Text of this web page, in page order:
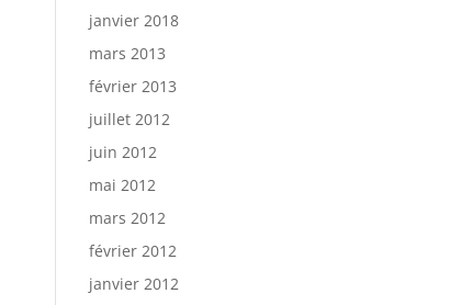
janvier 2018
mars 2013
février 2013
juillet 2012
juin 2012
mai 2012
mars 2012
février 2012
janvier 2012